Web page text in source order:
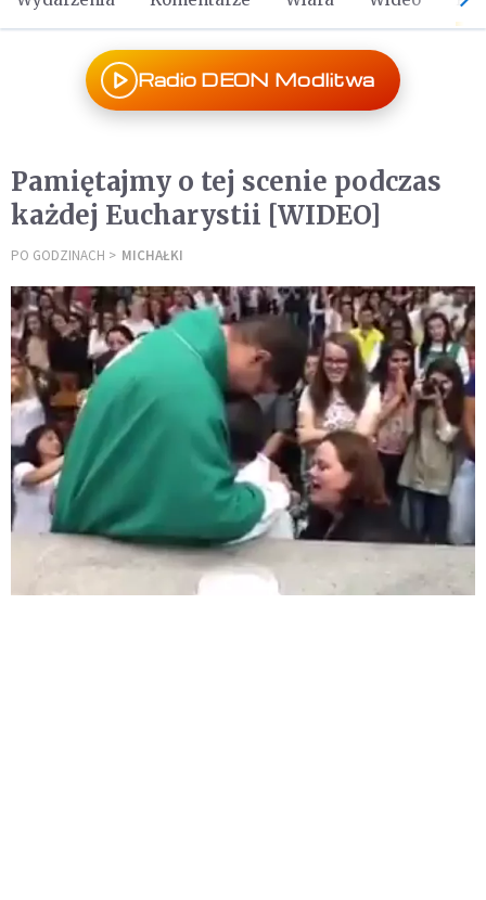
Radio DEON Modlitwa
Pamiętajmy o tej scenie podczas
każdej Eucharystii [WIDEO]
PO GODZINACH MICHAŁKI